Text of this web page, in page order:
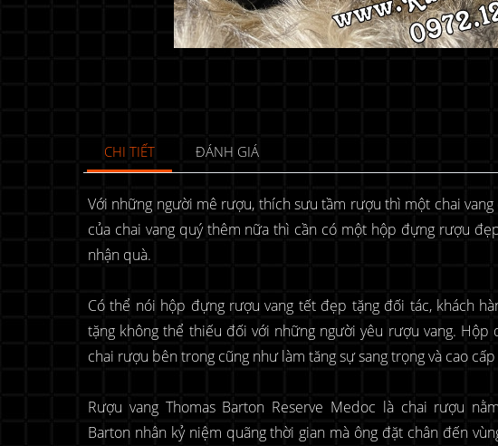
CHI TIẾT ĐÁNH GIÁ
Với những người mê rượu, thích sưu tầm rượu thì một chai
của chai vang quý thêm nữa thì cần có một hộp đựng rượu
nhận quà.
Có thể nói hộp đựng rượu vang tết đẹp tặng đối tác, khách
tặng không thể thiếu đối với những người yêu rượu vang.
chai rượu bên trong cũng như làm tăng sự sang trọng và cao
Rượu vang Thomas Barton Reserve Medoc là chai rượu
Barton nhân kỷ niệm quãng thời gian mà ông đặt chân đến